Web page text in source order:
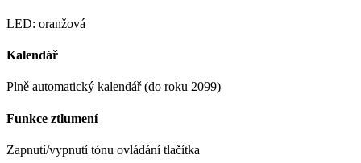
LED: oranžová
Kalendář
Plně automatický kalendář (do roku 2099)
Funkce ztlumení
Zapnutí/vypnutí tónu ovládání tlačítka